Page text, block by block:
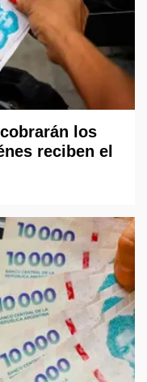
los
reciben el